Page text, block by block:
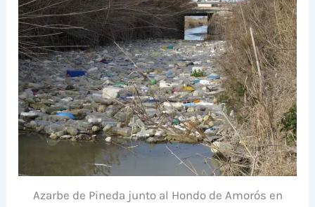
Azarbe de Pineda junto al Hondo de Amorós en